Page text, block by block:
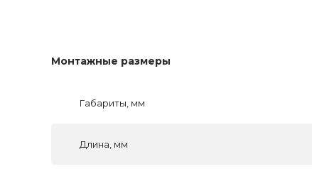
Монтажные размеры
Габариты, мм
Длина, мм